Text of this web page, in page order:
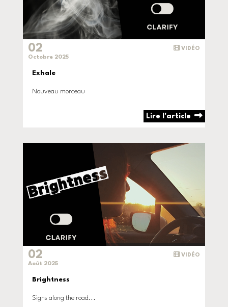
VIDÉO
02
Octobre 2025
Exhale
Nouveau morceau
Lire l'article
VIDÉO
02
Août 2025
Brightness
Signs along the road...